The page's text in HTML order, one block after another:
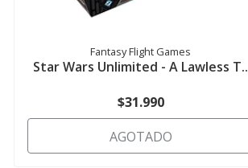
Fantasy Flight Games
Star Wars Unlimited - A Lawless T..
$31.990
AGOTADO